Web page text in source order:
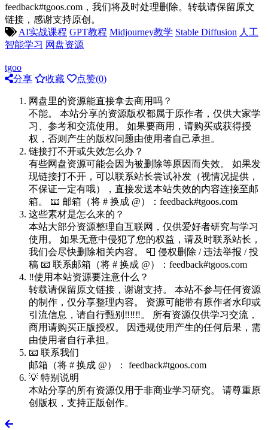
feedback#tgoos.com，我们将及时处理删除。转载请保留原文
链接，感谢支持原创。
AI实战课程 GPT教程 Midjourney教学 Stable Diffusion 人工
智能学习 网盘资源
tgoo
分享
收藏 点赞(0)
网盘里的资源能直接拿去商用吗？
不能。 本站分享的资源版权都属于原作者，仅供大家学
习、参考和交流使用。 如果要商用，请购买或获得授
权，否则产生的版权问题由使用者自己承担。
链接打不开或失效怎么办？
有些网盘资源可能会因为被删除等原因而失效。 如果发
现链接打不开，可以联系站长尝试补发（视情况提供，
不保证一定有哦），直接发送本站失效的内容连接至邮
箱。 📧 邮箱（将 # 换成 @）：feedback#tgoos.com
这些素材是怎么来的？
本站大部分资源整理自互联网，仅供爱好者研究与学习
使用。 如果无意中侵犯了您的权益，请及时联系站长，
我们会尽快删除相关内容。 📮 侵权删除 / 违法举报 / 投
稿 📧 联系邮箱（将 # 换成 @）：feedback#tgoos.com
‼️使用本站资源要注意什么？
转载请保留原文链接，谢谢支持。 本站不参与任何资源
的制作，仅分享整理内容。 资源可能带有原作者水印或
引流信息，请自行甄别‼️‼️‼️。 所有资源仅供学习交流，
商用请购买正版授权。 因违规使用产生的任何后果，需
由使用者自行承担。
📧 联系我们
邮箱（将 # 换成 @）： feedback#tgoos.com
💡 特别说明
本站分享的所有资源仅用于非商业学习研究。 请尊重原
创版权，支持正版创作。